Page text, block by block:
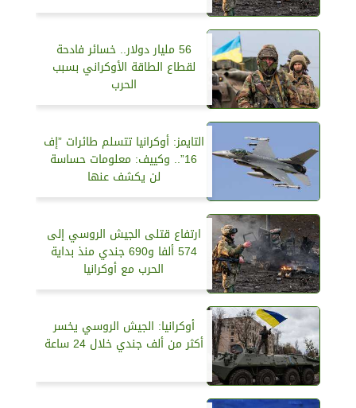
56 مليار دولار.. خسائر فادحة
لقطاع الطاقة الأوكراني بسبب
الحرب
التايمز: أوكرانيا تتسلم طائرات ”إف
16”.. وكييف: معلومات حساسة
لن يكشف عنها
ارتفاع قتلى الجيش الروسي إلى
574 ألفا و690 جندي منذ بداية
الحرب مع أوكرانيا
أوكرانيا: الجيش الروسي يخسر
أكثر من ألف جندي خلال 24 ساعة